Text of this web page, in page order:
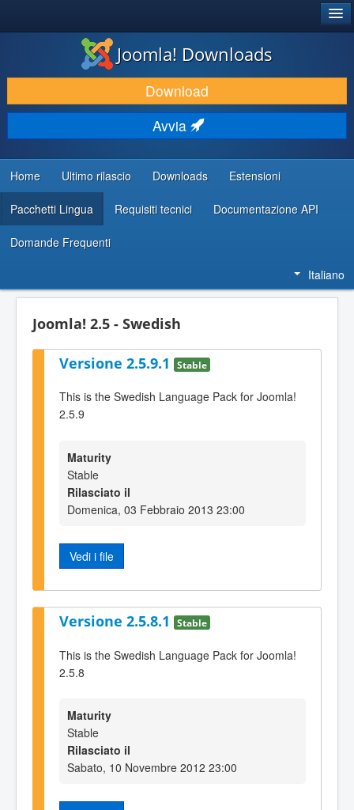
SCARICA & ESTENDI
SCOPRI & IMPARA
COMUNITÀ & SUPPORTO
RISORSE PER SVILUPPATORI
Joomla! Downloads
Download
Avvia
Home Ultimo rilascio Downloads Estensioni
Pacchetti Lingua Requisiti tecnici Documentazione API
Domande Frequenti
Italiano
Joomla! 2.5 - Swedish
Versione 2.5.9.1 Stable
This is the Swedish Language Pack for Joomla!
2.5.9
Maturity
Stable
Rilasciato il
Domenica, 03 Febbraio 2013 23:00
Vedi i file
Versione 2.5.8.1 Stable
This is the Swedish Language Pack for Joomla!
2.5.8
Maturity
Stable
Rilasciato il
Sabato, 10 Novembre 2012 23:00